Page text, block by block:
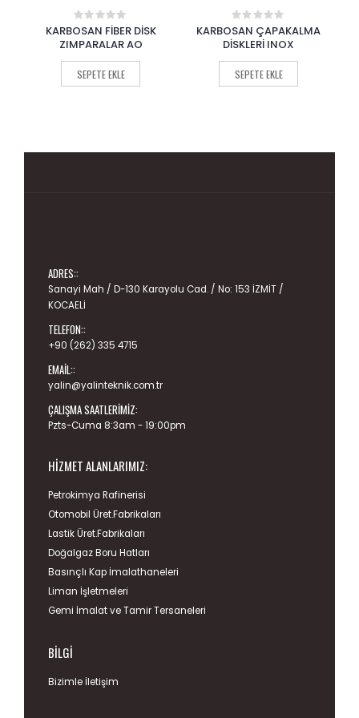
0
out
of
5
KARBOSAN FİBER DİSK
ZIMPARALAR AO
SEPETE EKLE
0
out
of
5
KARBOSAN ÇAPAKALMA
DİSKLERİ INOX
SEPETE EKLE
ADRES::
Sanayi Mah / D-130 Karayolu Cad. / No: 153 İZMİT /
KOCAELİ
TELEFON::
+90 (262) 335 4715
EMAIL::
yalin@yalinteknik.com.tr
ÇALIŞMA SAATLERIMIZ:
Pzts-Cuma 8:3am - 19:00pm
HIZMET ALANLARIMIZ:
Petrokimya Rafinerisi
Otomobil Üret.Fabrikaları
Lastik Üret.Fabrikaları
Doğalgaz Boru Hatları
Basınçlı Kap İmalathaneleri
Liman İşletmeleri
Gemi İmalat ve Tamir Tersaneleri
BILGI
Bizimle İletişim